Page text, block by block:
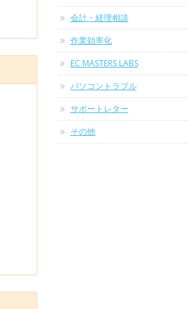
会計・経理相談
作業効率化
EC MASTERS LABS
パソコントラブル
サポートレター
その他